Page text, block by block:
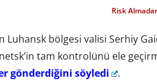
Risk
Luhansk bölgesi valisi Serhiy
tam kontrolünü ele
gönderdiğini söyledi
.